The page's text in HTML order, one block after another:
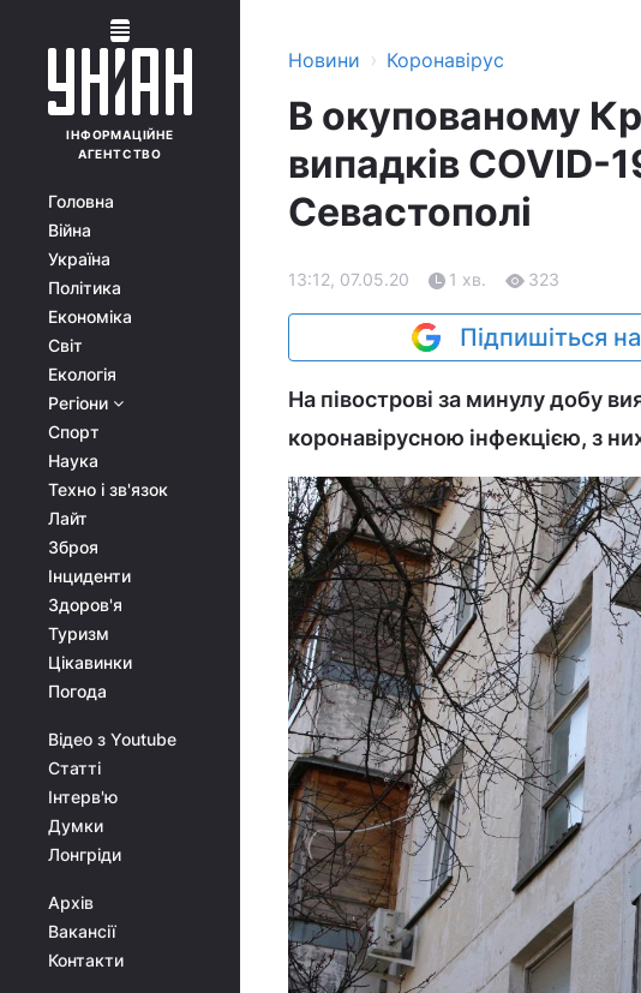
ІНФОРМАЦІЙНЕ
АГЕНТСТВО
Головна
Війна
Україна
Політика
Економіка
Світ
Екологія
Регіони
Спорт
Наука
Техно і зв'язок
Лайт
Зброя
Інциденти
Здоров'я
Туризм
Цікавинки
Погода
Відео з Youtube
Статті
Інтерв'ю
Думки
Лонгріди
Архів
Вакансії
Контакти
Новини › Коронавірус
В окупованому
випадків COVID-
Севастополі
13:12, 07.05.20 1 хв. 323
Підпишіться
На півострові за минулу добу
коронавірусною інфекцією, з